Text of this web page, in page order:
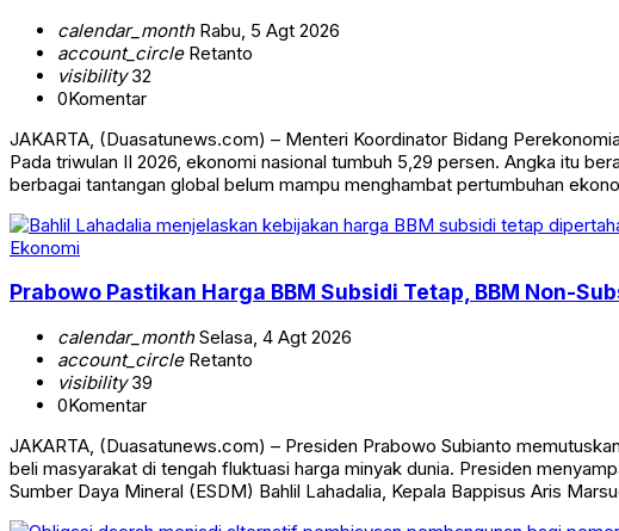
calendar_monthRabu, 5 Agt 2026
account_circleRetanto
visibility32
0Komentar
JAKARTA, (Duasatunews.com) – Menteri Koordinator Bidang
Pada triwulan II 2026, ekonomi nasional tumbuh 5,29 persen. Angka itu
berbagai tantangan global belum mampu menghambat pertumbuhan
Ekonomi
Prabowo Pastikan Harga BBM Subsidi Tetap, BBM Non-
calendar_monthSelasa, 4 Agt 2026
account_circleRetanto
visibility39
0Komentar
JAKARTA, (Duasatunews.com) – Presiden Prabowo Subianto
beli masyarakat di tengah fluktuasi harga minyak dunia. Presiden
Sumber Daya Mineral (ESDM) Bahlil Lahadalia, Kepala Bappisus Aris